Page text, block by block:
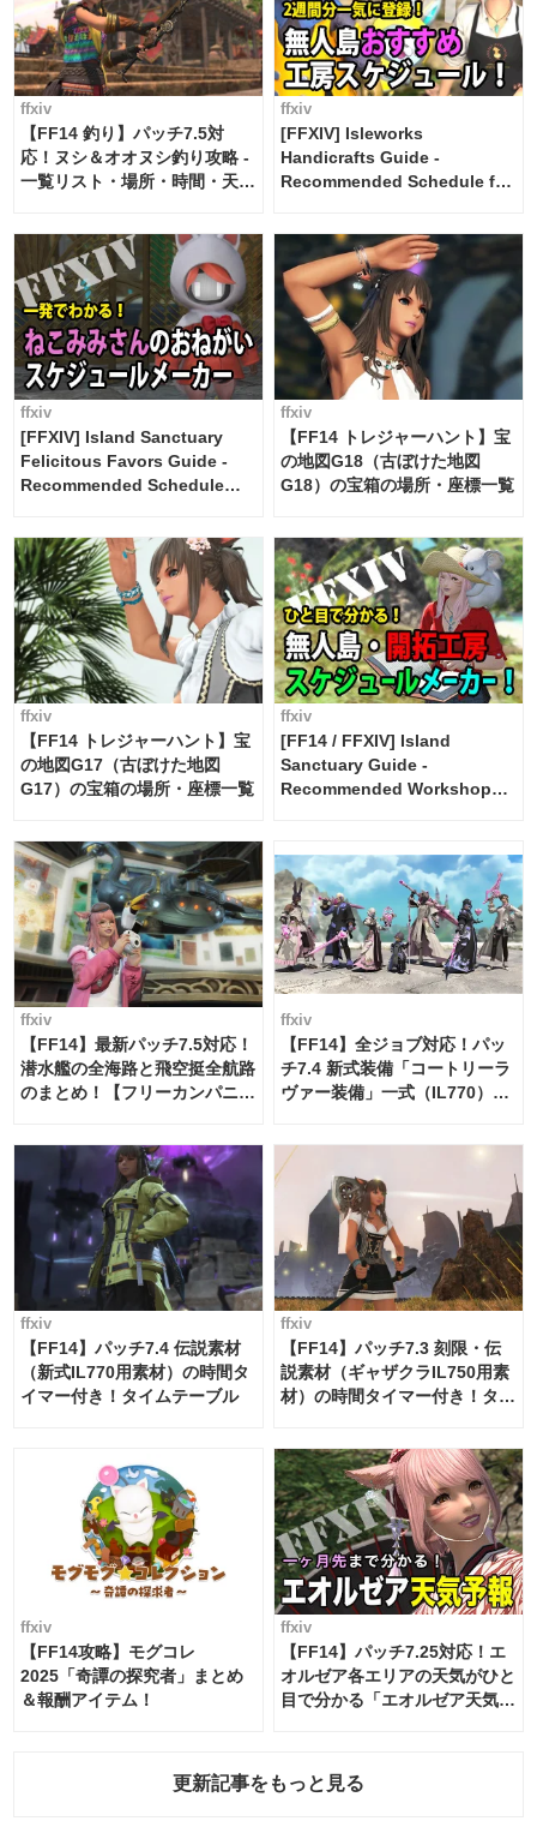
ffxiv
【FF14 釣り】パッチ7.5対
応！ヌシ＆オオヌシ釣り攻略 -
一覧リスト・場所・時間・天
ffxiv
[FFXIV] Isleworks
Handicrafts Guide -
Recommended Schedule for
FF14]
ffxiv
[FFXIV] Island Sanctuary
Felicitous Favors Guide -
Recommended Schedule
FF14]
ffxiv
【FF14 トレジャーハント】宝
の地図G18（古ぼけた地図
G18）の宝箱の場所・座標一覧
ffxiv
【FF14 トレジャーハント】宝
の地図G17（古ぼけた地図
G17）の宝箱の場所・座標一覧
ffxiv
[FF14 / FFXIV] Island
Sanctuary Guide -
Recommended Workshop
ffxiv
【FF14】最新パッチ7.5対応！
潜水艦の全海路と飛空挺全航路
のまとめ！【フリーカンパニ
ffxiv
【FF14】全ジョブ対応！パッ
チ7.4 新式装備「コートリーラ
ヴァー装備」一式（IL770）の
ffxiv
【FF14】パッチ7.4 伝説素材
（新式IL770用素材）の時間タ
イマー付き！タイムテーブル
ffxiv
【FF14】パッチ7.3 刻限・伝
説素材（ギャザクラIL750用素
材）の時間タイマー付き！タイ
ffxiv
【FF14攻略】モグコレ
2025「奇譚の探究者」まとめ
＆報酬アイテム！
ffxiv
【FF14】パッチ7.25対応！エ
オルゼア各エリアの天気がひと
目で分かる「エオルゼア天気予
更新記事をもっと見る